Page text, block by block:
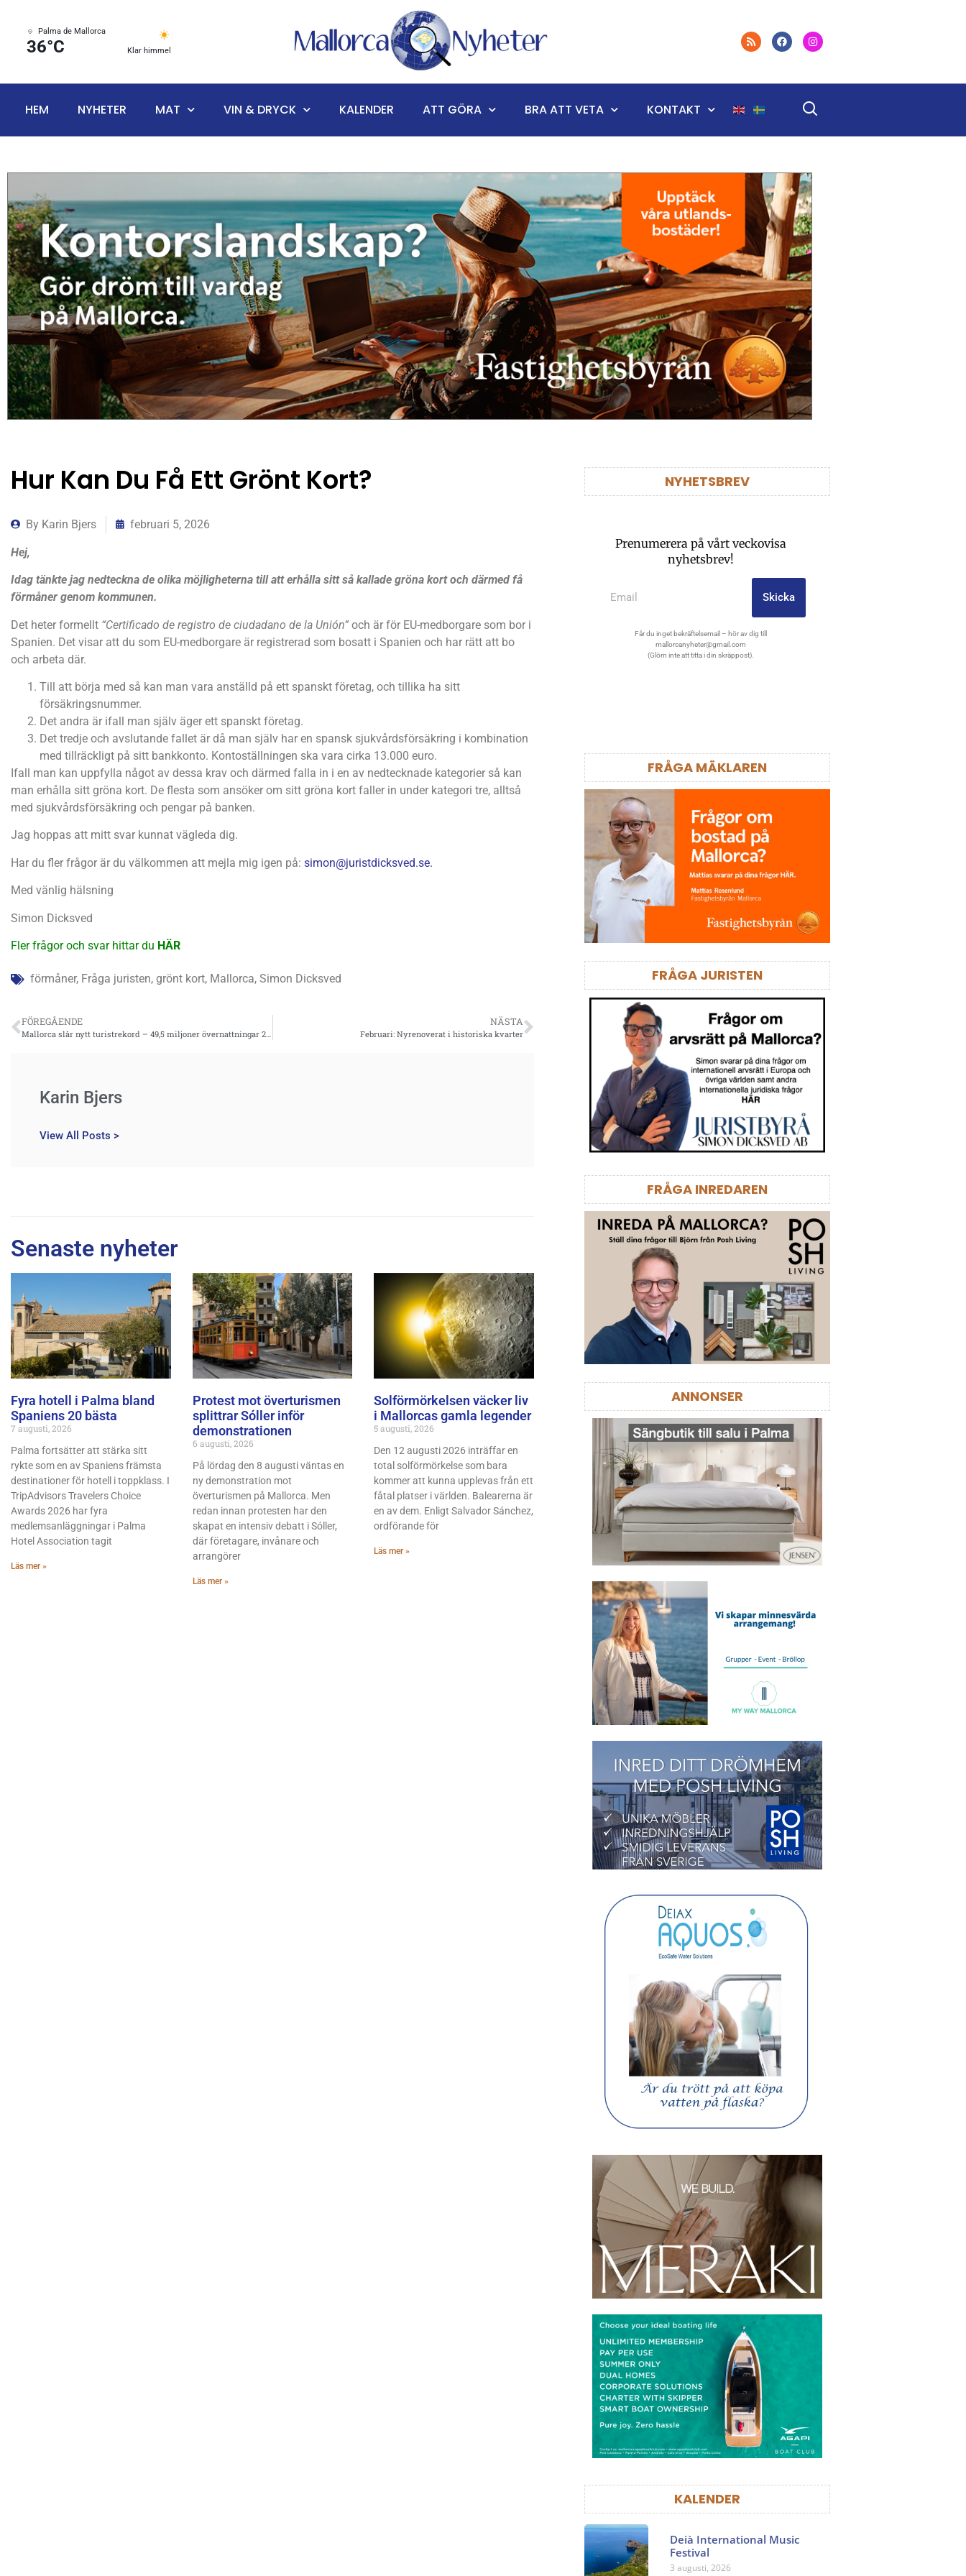
Palma de Mallorca
36°C Klar himmel
HEM NYHETER MAT VIN & DRYCK KALENDER ATT GÖRA BRA ATT VETA KONTAKT
Hur Kan Du Få Ett Grönt Kort?
By Karin Bjers februari 5, 2026
Hej,
Idag tänkte jag nedteckna de olika möjligheterna till att erhålla sitt så kallade gröna kort och därmed få
förmåner genom kommunen.
Det heter formellt “Certificado de registro de ciudadano de la Unión” och är för EU-medborgare som bor i
Spanien. Det visar att du som EU-medborgare är registrerad som bosatt i Spanien och har rätt att bo
och arbeta där.
Till att börja med så kan man vara anställd på ett spanskt företag, och tillika ha sitt
försäkringsnummer.
Det andra är ifall man själv äger ett spanskt företag.
Det tredje och avslutande fallet är då man själv har en spansk sjukvårdsförsäkring i kombination
med tillräckligt på sitt bankkonto. Kontoställningen ska vara cirka 13.000 euro.
Ifall man kan uppfylla något av dessa krav och därmed falla in i en av nedtecknade kategorier så kan
man erhålla sitt gröna kort. De flesta som ansöker om sitt gröna kort faller in under kategori tre, alltså
med sjukvårdsförsäkring och pengar på banken.
Jag hoppas att mitt svar kunnat vägleda dig.
Har du fler frågor är du välkommen att mejla mig igen på: simon@juristdicksved.se.
Med vänlig hälsning
Simon Dicksved
Fler frågor och svar hittar du HÄR
förmåner, Fråga juristen, grönt kort, Mallorca, Simon Dicksved
FÖREGÅENDE
Mallorca slår nytt turistrekord – 49,5 miljoner övernattningar 2025
NÄSTA
Februari: Nyrenoverat i historiska kvarter
Karin Bjers
View All Posts >
Senaste nyheter
Fyra hotell i Palma bland
Spaniens 20 bästa
7 augusti, 2026
Palma fortsätter att stärka sitt
rykte som en av Spaniens främsta
destinationer för hotell i toppklass. I
TripAdvisors Travelers Choice
Awards 2026 har fyra
medlemsanläggningar i Palma
Hotel Association tagit
Läs mer »
Protest mot överturismen
splittrar Sóller inför
demonstrationen
6 augusti, 2026
På lördag den 8 augusti väntas en
ny demonstration mot
överturismen på Mallorca. Men
redan innan protesten har den
skapat en intensiv debatt i Sóller,
där företagare, invånare och
arrangörer
Läs mer »
Solförmörkelsen väcker liv
i Mallorcas gamla legender
5 augusti, 2026
Den 12 augusti 2026 inträffar en
total solförmörkelse som bara
kommer att kunna upplevas från ett
fåtal platser i världen. Balearerna är
en av dem. Enligt Salvador Sánchez,
ordförande för
Läs mer »
NYHETSBREV
Prenumerera på vårt veckovisa
nyhetsbrev!
Skicka
Får du inget bekräftelsemail – hör av dig till
mallorcanyheter@gmail.com
(Glöm inte att titta i din skräppost).
FRÅGA MÄKLAREN
FRÅGA JURISTEN
FRÅGA INREDAREN
ANNONSER
KALENDER
Deià International Music
Festival
3 augusti, 2026